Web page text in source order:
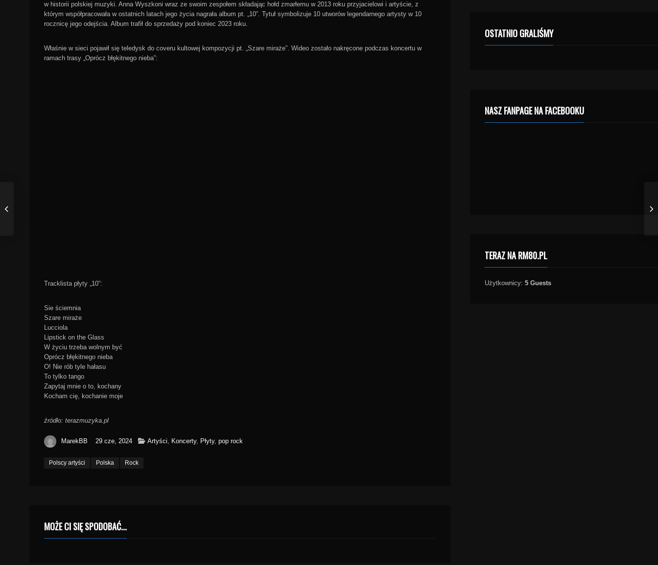
w historii polskiej muzyki. Anna Wyszkoni wraz ze swoim zespołem składając hołd zmarłemu w 2013 roku przyjacielowi i artyście, z
którym współpracowała w ostatnich latach jego życia nagrała album pt. „10”. Tytuł symbolizuje 10 utworów legendarnego artysty w 10
rocznicę jego odejścia. Album trafił do sprzedaży pod koniec 2023 roku.
Właśnie w sieci pojawił się teledysk do coveru kultowej kompozycji pt. „Szare miraże”. Wideo zostało nakręcone podczas koncertu w
ramach trasy „Oprócz błękitnego nieba”:
Tracklista płyty „10”:
Sie ściemnia
Szare miraże
Lucciola
Lipstick on the Glass
W życiu trzeba wolnym być
Oprócz błękitnego nieba
O! Nie rób tyle hałasu
To tylko tango
Zapytaj mnie o to, kochany
Kocham cię, kochanie moje
źródło: terazmuzyka.pl
MarekBB 29 cze, 2024 Artyści, Koncerty, Płyty, pop rock
Polscy artyści Polska Rock
MOŻE CI SIĘ SPODOBAĆ...
OSTATNIO GRALIŚMY
NASZ FANPAGE NA FACEBOOKU
TERAZ NA RM80.PL
Użytkownicy: 5 Guests